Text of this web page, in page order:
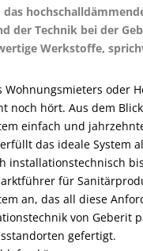
das
der Technik bei der
Werkstoffe,
Wohnungsmieters oder
noch hört. Aus dem
einfach und
das ideale System
installationstechnisch
für
an, das all diese
von Geberit
gefertigt.